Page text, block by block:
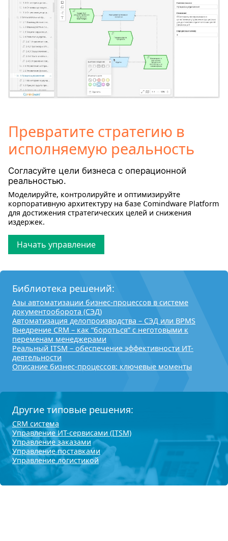
Превратите стратегию в
исполняемую реальность
Согласуйте цели бизнеса с операционной
реальностью.
Моделируйте, контролируйте и оптимизируйте
корпоративную архитектуру на базе Comindware Platform
для достижения стратегических целей и снижения
издержек.
Начать управление
Другие типовые решения:
CRM система
Управление ИТ-сервисами (ITSM)
Управление заказами
Управление поставками
Управление логистикой
Библиотека решений:
Азы автоматизации бизнес-процессов в системе
документооборота (СЭД)
Автоматизация делопроизводства – СЭД или BPMS
Внедрение CRM – как “бороться” с неготовыми к
переменам менеджерами
Реальный ITSM – обеспечение эффективности ИТ-
деятельности
Описание бизнес-процессов: ключевые моменты